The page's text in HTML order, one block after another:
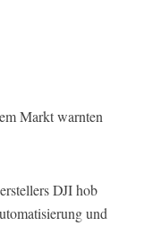
Markt warnten
DJI hob
und